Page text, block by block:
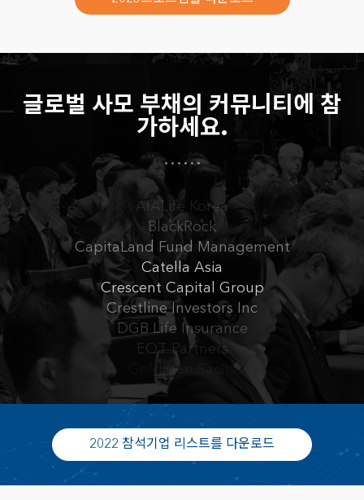
글로벌 사모 부채의 커뮤니티에 참
가하세요.
KDB Life Insurance
KTB Asset Management
Mirae Asset Global Investments
Northleaf Capital Partners
ABL Life Insurance
Affiliated Managers Group
AIALife Korea
BlackRock
CapitaLand Fund Management
Catella Asia
Crescent Capital Group
Crestline Investors Inc
DGB Life Insurance
EQT Partners
Goldman Sachs
Government Employees Pension Service (GEPS)
Hanwha Life Insurance
Hyundai Marine & Fire Insurance
IFM Investors
2022 참석기업 리스트를 다운로드